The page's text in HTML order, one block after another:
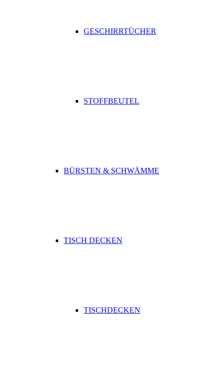
GESCHIRRTÜCHER
STOFFBEUTEL
BÜRSTEN & SCHWÄMME
TISCH DECKEN
TISCHDECKEN